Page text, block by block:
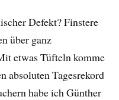
Defekt? Finstere
über ganz
etwas Tüfteln komme
absoluten Tagesrekord
habe ich Günther